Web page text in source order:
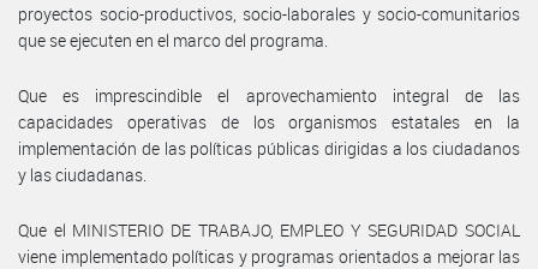
proyectos socio-productivos, socio-laborales y socio-comunitarios
que se ejecuten en el marco del programa.
Que es imprescindible el aprovechamiento integral de las
capacidades operativas de los organismos estatales en la
implementación de las políticas públicas dirigidas a los ciudadanos
y las ciudadanas.
Que el MINISTERIO DE TRABAJO, EMPLEO Y SEGURIDAD SOCIAL
viene implementado políticas y programas orientados a mejorar las